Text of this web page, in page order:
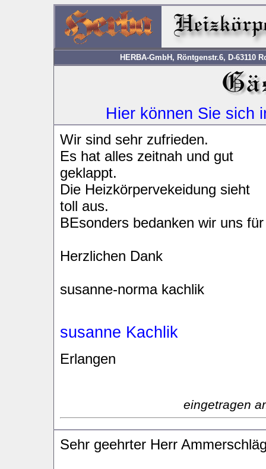
HERBA-GmbH, Röntgenstr.6, D-63110
Hier können Sie sich
Wir sind sehr zufrieden.
Es hat alles zeitnah und gut
geklappt.
Die Heizkörpervekeidung sieht
toll aus.
BEsonders bedanken wir uns
Herzlichen Dank
susanne-norma kachlik
susanne Kachlik
Erlangen
eingetragen
Sehr geehrter Herr